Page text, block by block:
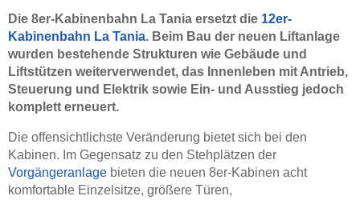
Die 8er-Kabinenbahn La Tania ersetzt die 12er-
Kabinenbahn La Tania. Beim Bau der neuen Liftanlage
wurden bestehende Strukturen wie Gebäude und
Liftstützen weiterverwendet, das Innenleben mit Antrieb,
Steuerung und Elektrik sowie Ein- und Ausstieg jedoch
komplett erneuert.
Die offensichtlichste Veränderung bietet sich bei den
Kabinen. Im Gegensatz zu den Stehplätzen der
Vorgängeranlage bieten die neuen 8er-Kabinen acht
komfortable Einzelsitze, größere Türen,